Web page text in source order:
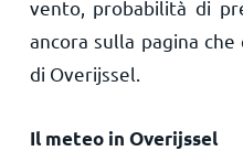
vento, probabilità di
ancora sulla pagina
di Overijssel.
Il meteo in Overijssel